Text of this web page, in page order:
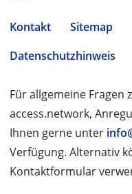
Kontakt Sitemap
Datenschutzhinweis
Für allgemeine Fragen
access.network,
Ihnen gerne unter
Verfügung. Alternativ
Kontaktformular